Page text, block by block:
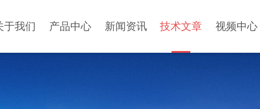
于我们 产品中心 新闻资讯 技术文章 视频中心